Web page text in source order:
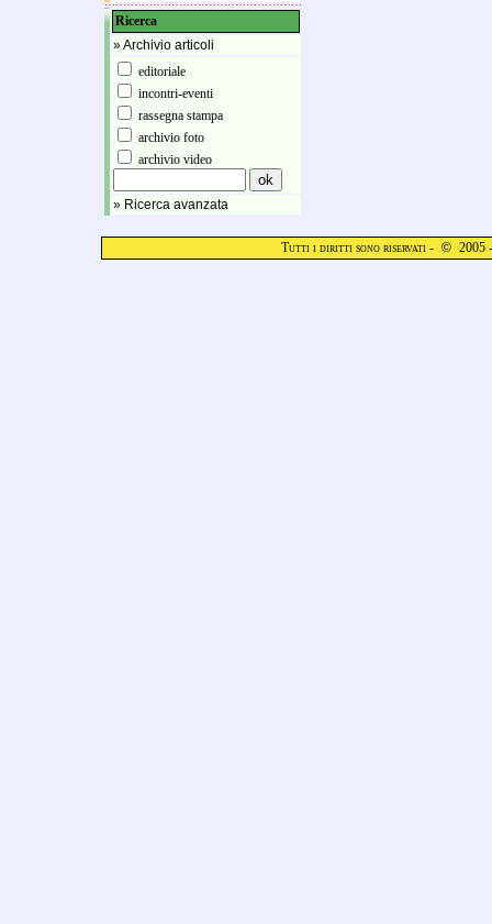
Ricerca
» Archivio articoli
editoriale
incontri-eventi
rassegna stampa
archivio foto
archivio video
» Ricerca avanzata
Tutti i diritti sono riservati - © 2005